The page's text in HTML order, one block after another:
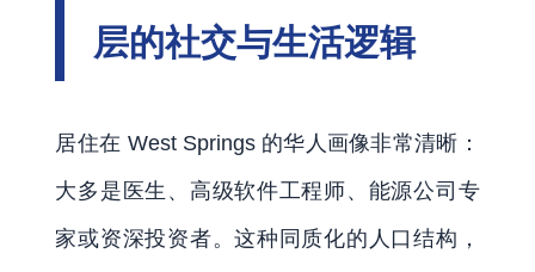
层的社交与生活逻辑
居住在 West Springs 的华人画像非常清晰：
大多是医生、高级软件工程师、能源公司专
家或资深投资者。这种同质化的人口结构，